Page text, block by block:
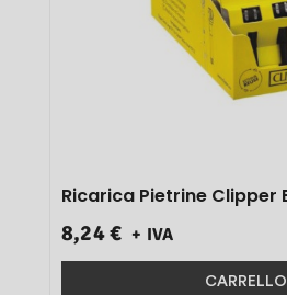
8,24 € + IVA
CARRELLO